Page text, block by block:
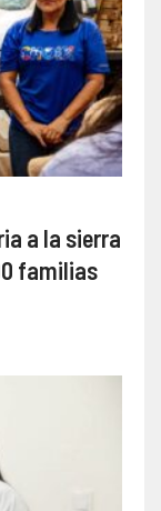
a la sierra
familias